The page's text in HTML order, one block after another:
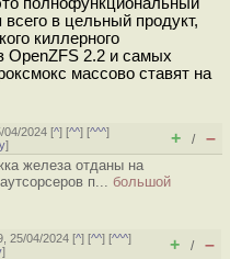
в цельный продукт,
киллерного
OpenZFS 2.2 и самых
массово ставят на
04/2024 [^] [^^] [^^^]
] + / –
железа отданы на
п... большой
25/04/2024 [^] [^^] [^^^]
] + / –